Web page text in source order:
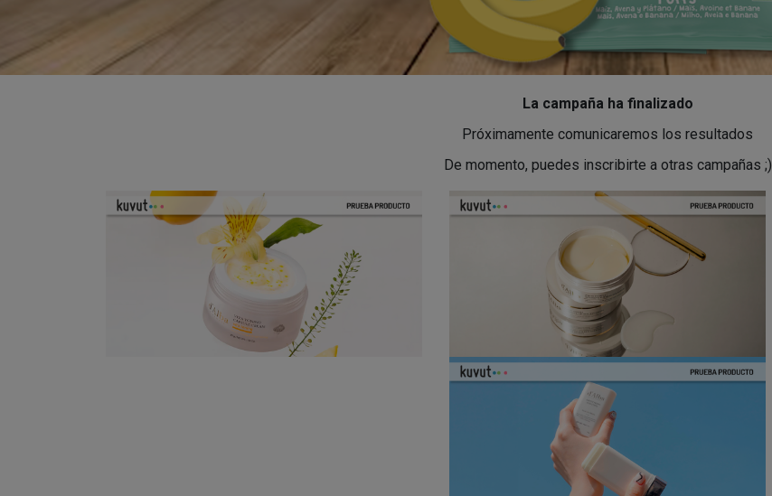
La campaña ha finalizado
Próximamente comunicaremos los resultados
De momento, puedes inscribirte a otras campañas ;)